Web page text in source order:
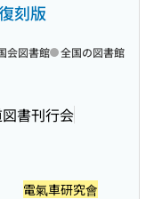
刻版
書刊行会
会図書館 全国の図書館
電氣車研究會